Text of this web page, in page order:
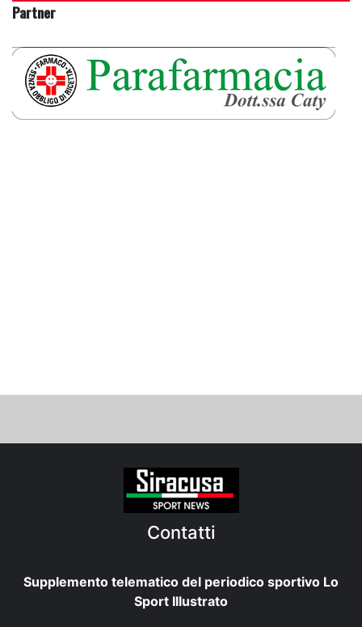
Partner
Contatti
Supplemento telematico del periodico sportivo Lo
Sport Illustrato